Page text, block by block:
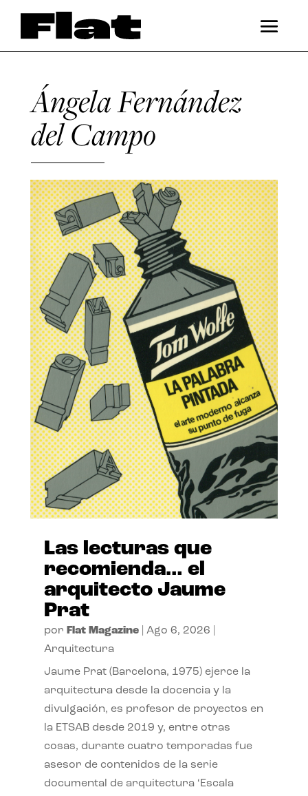
Ángela Fernández
del Campo
Las lecturas que
recomienda… el
arquitecto Jaume
Prat
por Flat Magazine| Ago 6, 2026
Arquitectura
Jaume Prat (Barcelona, 1975) ejerce la
arquitectura desde la docencia y la
divulgación, es profesor de proyectos en
la ETSAB desde 2019 y, entre otras
cosas, durante cuatro temporadas fue
asesor de contenidos de la serie
documental de arquitectura ‘Escala